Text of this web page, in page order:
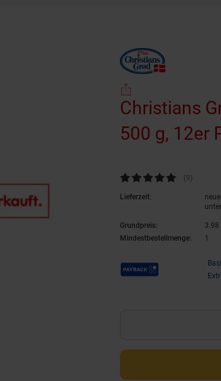
Christians
500 g, 12er
Kundenbewertung: 5 von 5
(9)
Lieferzeit:
Grundpreis: 3.98
Mindestbestellmenge:
1
Payback Punkte